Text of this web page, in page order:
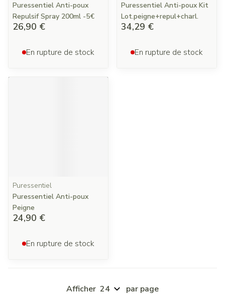
Puressentiel Anti-poux
Repulsif Spray 200ml -5€
26,90 €
En rupture de stock
Puressentiel Anti-poux Kit
Lot.peigne+repul+charl.
34,29 €
En rupture de stock
Puressentiel
Puressentiel Anti-poux
Peigne
24,90 €
En rupture de stock
Afficher par page